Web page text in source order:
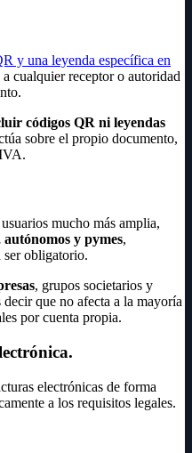
y una leyenda específica en
cualquier receptor o autoridad
códigos QR ni leyendas
sobre el propio documento,
mucho más amplia,
autónomos y pymes,
ser obligatorio.
, grupos societarios y
que no afecta a la mayoría
por cuenta propia.
.
electrónicas de forma
a los requisitos legales.